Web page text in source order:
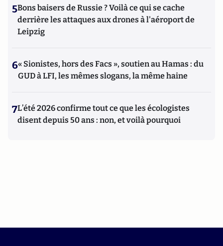
5Bons baisers de Russie ? Voilà ce qui se cache
derrière les attaques aux drones à l'aéroport de
Leipzig
6« Sionistes, hors des Facs », soutien au Hamas : du
GUD à LFI, les mêmes slogans, la même haine
7L’été 2026 confirme tout ce que les écologistes
disent depuis 50 ans : non, et voilà pourquoi